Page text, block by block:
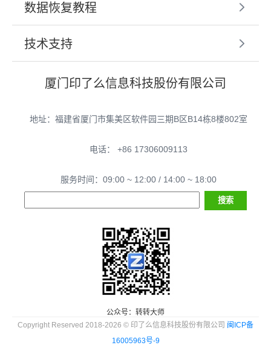
数据恢复教程
技术支持
厦门印了么信息科技股份有限公司
地址：福建省厦门市集美区软件园三期B区B14栋8楼802室
电话： +86 17306009113
服务时间：09:00 ~ 12:00 / 14:00 ~ 18:00
公众号：转转大师
Copyright Reserved 2018-2026 © 印了么信息科技股份有限公司 闽ICP备
16005963号-9